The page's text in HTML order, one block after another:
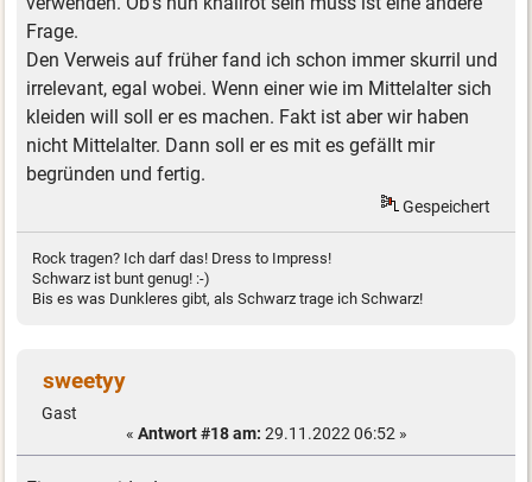
Frage.
Den Verweis auf früher fand ich schon immer skurril und
irrelevant, egal wobei. Wenn einer wie im Mittelalter sich
kleiden will soll er es machen. Fakt ist aber wir haben
nicht Mittelalter. Dann soll er es mit es gefällt mir
begründen und fertig.
Gespeichert
Rock tragen? Ich darf das! Dress to Impress!
Schwarz ist bunt genug! :-)
Bis es was Dunkleres gibt, als Schwarz trage ich Schwarz!
sweetyy
Gast
« Antwort #18 am: 29.11.2022 06:52 »